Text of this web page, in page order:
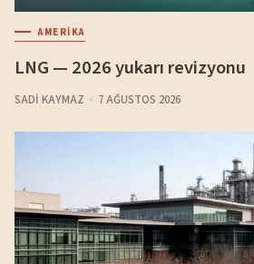
AMERIKA
LNG — 2026 yukarı revizyonu
SADI KAYMAZ 7 AĞUSTOS 2026